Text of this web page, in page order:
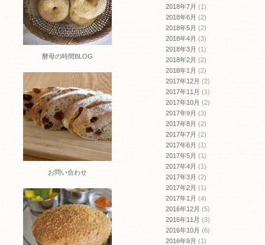
酵母の時間BLOG
お問い合わせ
2018年7月 (1)
2018年6月 (2)
2018年5月 (2)
2018年4月 (3)
2018年3月 (1)
2018年2月 (2)
2018年1月 (2)
2017年12月 (2)
2017年11月 (1)
2017年10月 (2)
2017年9月 (3)
2017年8月 (2)
2017年7月 (2)
2017年6月 (1)
2017年5月 (1)
2017年4月 (1)
2017年3月 (2)
2017年2月 (1)
2017年1月 (4)
2016年12月 (5)
2016年11月 (3)
2016年10月 (6)
2016年9月 (1)